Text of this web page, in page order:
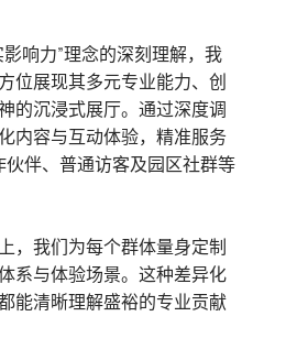
响力”理念的深刻理解，我
位展现其多元专业能力、创
的沉浸式展厅。通过深度调
内容与互动体验，精准服务
伙伴、普通访客及园区社群等
，我们为每个群体量身定制
系与体验场景。这种差异化
能清晰理解盛裕的专业贡献